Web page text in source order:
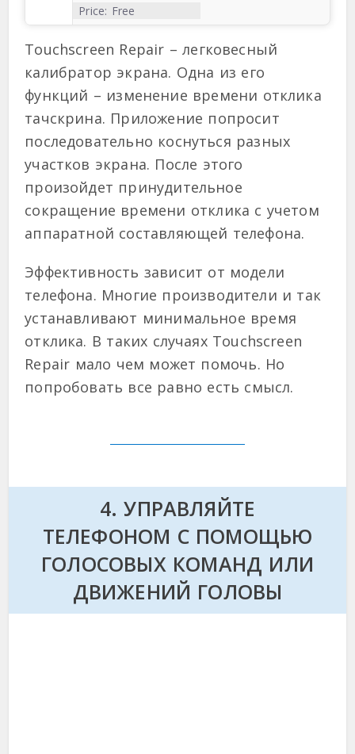
Price: Free
Touchscreen Repair – легковесный
калибратор экрана. Одна из его
функций – изменение времени отклика
тачскрина. Приложение попросит
последовательно коснуться разных
участков экрана. После этого
произойдет принудительное
сокращение времени отклика с учетом
аппаратной составляющей телефона.
Эффективность зависит от модели
телефона. Многие производители и так
устанавливают минимальное время
отклика. В таких случаях Touchscreen
Repair мало чем может помочь. Но
попробовать все равно есть смысл.
4. УПРАВЛЯЙТЕ
ТЕЛЕФОНОМ С ПОМОЩЬЮ
ГОЛОСОВЫХ КОМАНД ИЛИ
ДВИЖЕНИЙ ГОЛОВЫ